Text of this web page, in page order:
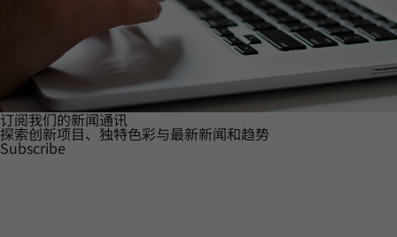
订阅我们的新闻通讯
探索创新项目、独特色彩与最新新闻和趋势
Subscribe